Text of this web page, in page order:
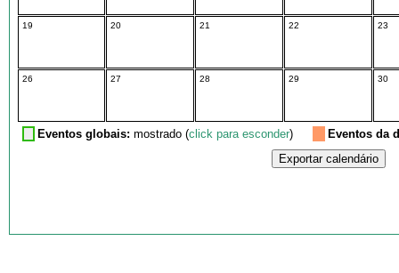
19 20 21 22 23
26 27 28 29 30
Eventos globais: mostrado (click para esconder) Eventos da